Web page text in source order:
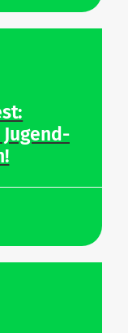
Jugend­